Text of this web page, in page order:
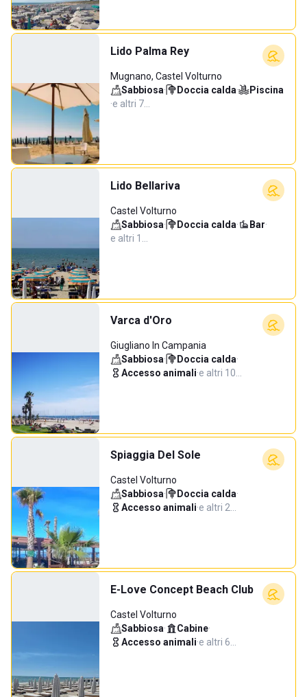
Lido Palma Rey
Mugnano, Castel Volturno
Sabbiosa· Doccia calda·
Piscina
·e altri 7…
Lido Bellariva
Castel Volturno
Sabbiosa· Doccia calda· Bar·
e altri 1…
Varca d'Oro
Giugliano In Campania
Sabbiosa· Doccia calda·
Accesso animali·e altri 10…
Spiaggia Del Sole
Castel Volturno
Sabbiosa· Doccia calda·
Accesso animali·e altri 2…
E-Love Concept Beach Club
Castel Volturno
Sabbiosa· Cabine·
Accesso animali·e altri 6…